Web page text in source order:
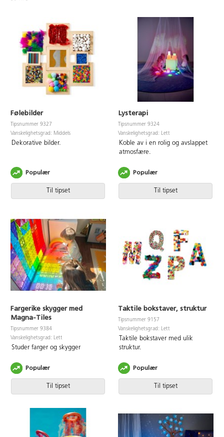
Følebilder
Tipsnummer 9327
Vanskelighetsgrad: Middels
Dekorative bilder.
Til tipset
Populær
Lysterapi
Tipsnummer 9324
Vanskelighetsgrad: Lett
Koble av i en rolig og avslappet
atmosfære.
Til tipset
Populær
Fargerike skygger med
Magna-Tiles
Tipsnummer 9384
Vanskelighetsgrad: Lett
Studer farger og skygger
Til tipset
Populær
Taktile bokstaver, struktur
Tipsnummer 9157
Vanskelighetsgrad: Lett
Taktile bokstaver med ulik
struktur.
Til tipset
Populær